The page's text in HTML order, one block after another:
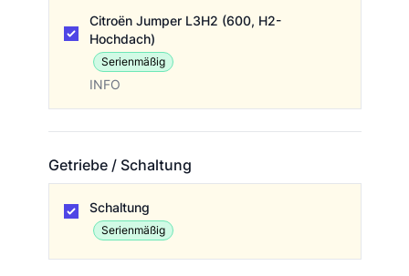
Citroën Jumper L3H2 (600, H2-
Hochdach)
Serienmäßig
INFO
Getriebe / Schaltung
Schaltung
Serienmäßig